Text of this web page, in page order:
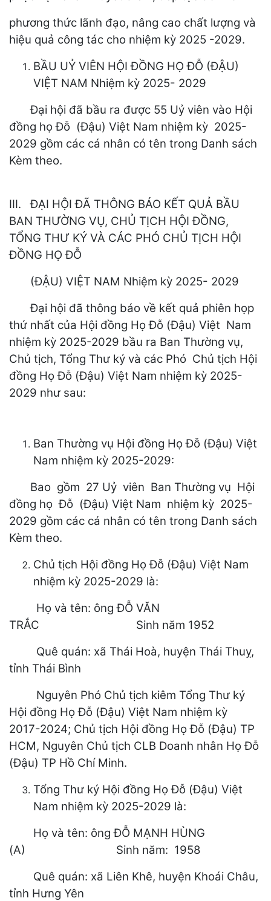
phương thức lãnh đạo, nâng cao chất lượng và
hiệu quả công tác cho nhiệm kỳ 2025 -2029.
BẦU UỶ VIÊN HỘI ĐỒNG HỌ ĐỖ (ĐẬU)
VIỆT NAM Nhiệm kỳ 2025- 2029
Đại hội đã bầu ra được 55 Uỷ viên vào Hội
đồng họ Đỗ (Đậu) Việt Nam nhiệm kỳ 2025-
2029 gồm các cá nhân có tên trong Danh sách
Kèm theo.
III. ĐẠI HỘI ĐÃ THÔNG BÁO KẾT QUẢ BẦU
BAN THƯỜNG VỤ, CHỦ TỊCH HỘI ĐỒNG,
TỔNG THƯ KÝ VÀ CÁC PHÓ CHỦ TỊCH HỘI
ĐỒNG HỌ ĐỖ
(ĐẬU) VIỆT NAM Nhiệm kỳ 2025- 2029
Đại hội đã thông báo về kết quả phiên họp
thứ nhất của Hội đồng Họ Đỗ (Đậu) Việt Nam
nhiệm kỳ 2025-2029 bầu ra Ban Thường vụ,
Chủ tịch, Tổng Thư ký và các Phó Chủ tịch Hội
đồng Họ Đỗ (Đậu) Việt Nam nhiệm kỳ 2025-
2029 như sau:
Ban Thường vụ Hội đồng Họ Đỗ (Đậu) Việt
Nam nhiệm kỳ 2025-2029:
Bao gồm 27 Uỷ viên Ban Thường vụ Hội
đồng họ Đỗ (Đậu) Việt Nam nhiệm kỳ 2025-
2029 gồm các cá nhân có tên trong Danh sách
Kèm theo.
Chủ tịch Hội đồng Họ Đỗ (Đậu) Việt Nam
nhiệm kỳ 2025-2029 là:
Họ và tên: ông ĐỖ VĂN
TRẮC Sinh năm 1952
Quê quán: xã Thái Hoà, huyện Thái Thuỵ,
tỉnh Thái Bình
Nguyên Phó Chủ tịch kiêm Tổng Thư ký
Hội đồng Họ Đỗ (Đậu) Việt Nam nhiệm kỳ
2017-2024; Chủ tịch Hội đồng Họ Đỗ (Đậu) TP
HCM, Nguyên Chủ tịch CLB Doanh nhân Họ Đỗ
(Đậu) TP Hồ Chí Minh.
Tổng Thư ký Hội đồng Họ Đỗ (Đậu) Việt
Nam nhiệm kỳ 2025-2029 là:
Họ và tên: ông ĐỖ MẠNH HÙNG
(A) Sinh năm: 1958
Quê quán: xã Liên Khê, huyện Khoái Châu,
tỉnh Hưng Yên